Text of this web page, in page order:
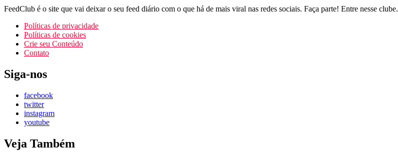
FeedClub é o site que vai deixar o seu feed diário com o que há de mais viral nas redes sociais. Faça parte! Entre nesse clube.
Políticas de privacidade
Políticas de cookies
Crie seu Conteúdo
Contato
Siga-nos
facebook
twitter
instagram
youtube
Veja Também